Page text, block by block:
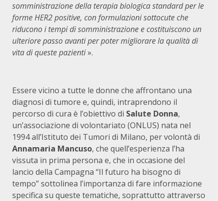
somministrazione della terapia biologica standard per le
forme HER2 positive, con formulazioni sottocute che
riducono i tempi di somministrazione e costituiscono un
ulteriore passo avanti per poter migliorare la qualità di
vita di queste pazienti».
Essere vicino a tutte le donne che affrontano una
diagnosi di tumore e, quindi, intraprendono il
percorso di cura è l’obiettivo di Salute Donna,
un’associazione di volontariato (ONLUS) nata nel
1994 all’Istituto dei Tumori di Milano, per volontà di
Annamaria Mancuso, che quell’esperienza l’ha
vissuta in prima persona e, che in occasione del
lancio della Campagna “Il futuro ha bisogno di
tempo” sottolinea l’importanza di fare informazione
specifica su queste tematiche, soprattutto attraverso